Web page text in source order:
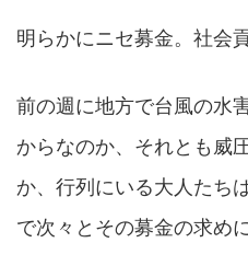
明らかにニセ募金。社会
前の週に地方で台風の水
からなのか、それとも威
か、行列にいる大人たち
で次々とその募金の求め